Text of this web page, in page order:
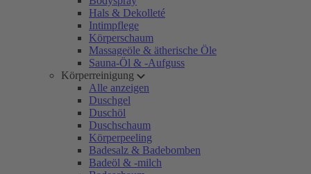
Hals & Dekolleté
Intimpflege
Körperschaum
Massageöle & ätherische Öle
Sauna-Öl & -Aufguss
Körperreinigung
Alle anzeigen
Duschgel
Duschöl
Duschschaum
Körperpeeling
Badesalz & Badebomben
Badeöl & -milch